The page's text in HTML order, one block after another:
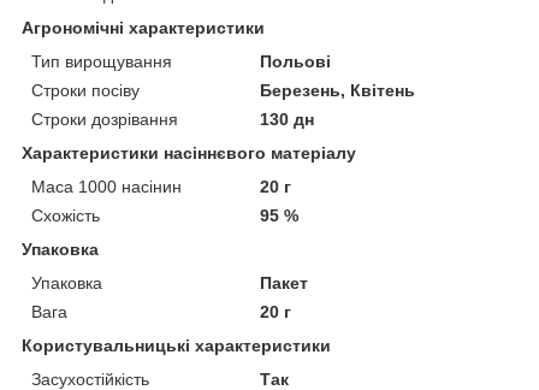
Агрономічні характеристики
Тип вирощування
Польові
Строки посіву
Березень, Квітень
Строки дозрівання
130 дн
Характеристики насіннєвого матеріалу
Маса 1000 насінин
20 г
Схожість
95 %
Упаковка
Упаковка
Пакет
Вага
20 г
Користувальницькі характеристики
Засухостійкість
Так